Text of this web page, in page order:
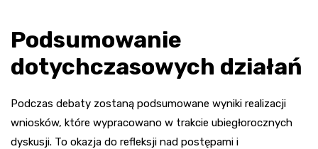
Podsumowanie
dotychczasowych działań
Podczas debaty zostaną podsumowane wyniki realizacji
wniosków, które wypracowano w trakcie ubiegłorocznych
dyskusji. To okazja do refleksji nad postępami i